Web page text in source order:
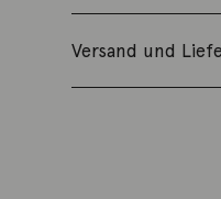
Versand und